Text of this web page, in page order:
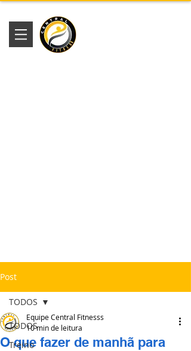
Post
TODOS
Treino
TODOS
O que fazer de manhã para
Equipe Central Fitnesss
10 min de leitura